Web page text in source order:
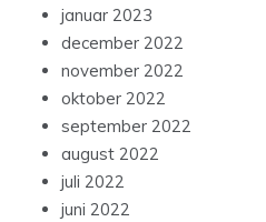
januar 2023
december 2022
november 2022
oktober 2022
september 2022
august 2022
juli 2022
juni 2022